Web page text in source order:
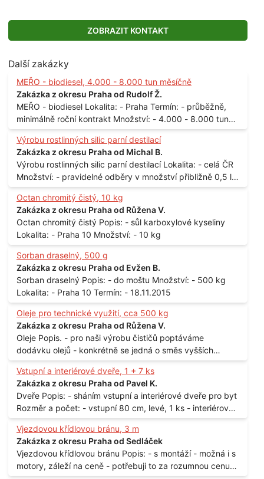
ZOBRAZIT KONTAKT
Další zakázky
MEŘO - biodiesel, 4.000 - 8.000 tun měsíčně
Zakázka z okresu Praha od Rudolf Ž.
MEŘO - biodiesel Lokalita: - Praha Termín: - průběžně,
minimálně roční kontrakt Množství: - 4.000 - 8.000 tun
měsíčně
Výrobu rostlinných silic parní destilací
Zakázka z okresu Praha od Michal B.
Výrobu rostlinných silic parní destilací Lokalita: - celá ČR
Množství: - pravidelné odběry v množství přibližně 0,5 l
až 1 l
Octan chromitý čistý, 10 kg
Zakázka z okresu Praha od Růžena V.
Octan chromitý čistý Popis: - sůl karboxylové kyseliny
Lokalita: - Praha 10 Množství: - 10 kg
Sorban draselný, 500 g
Zakázka z okresu Praha od Evžen B.
Sorban draselný Popis: - do moštu Množství: - 500 kg
Lokalita: - Praha 10 Termín: - 18.11.2015
Oleje pro technické využití, cca 500 kg
Zakázka z okresu Praha od Růžena V.
Oleje Popis. - pro naši výrobu čističů poptáváme
dodávku olejů - konkrétně se jedná o směs vyšších
mastných kyselin s převahou olejové kyseliny - účelem je
technické využití - hustota při 20°C - cca 870 kg / m3
Balení: - po 190 kg v sudu Množství: - cca 500 kg - roční
spotřeba Lokalita: - Praha
Vstupní a interiérové dveře, 1 + 7 ks
Zakázka z okresu Praha od Pavel K.
Dveře Popis: - sháním vstupní a interiérové dveře pro byt
Rozměr a počet: - vstupní 80 cm, levé, 1 ks - interiérové
80 cm, levé, 2 ks - 80 cm, pravé, 3 ks - 60 cm, levé, 2 ks
Lokalita: - Praha 10
Vjezdovou křídlovou bránu, 3 m
Zakázka z okresu Praha od Sedláček
Vjezdovou křídlovou bránu Popis: - s montáží - možná i s
motory, záleží na ceně - potřebuji to za rozumnou cenu